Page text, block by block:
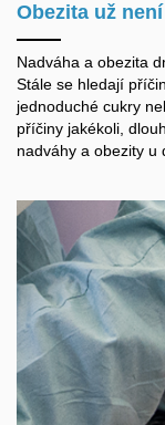
Obezita už
Nadváha a obezita
Stále se hledají
jednoduché cukry
příčiny jakékoli,
nadváhy a obezity u